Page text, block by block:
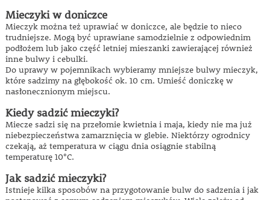
Mieczyki w doniczce
Mieczyk można też uprawiać w doniczce, ale będzie to nieco
trudniejsze. Mogą być uprawiane samodzielnie z odpowiednim
podłożem lub jako część letniej mieszanki zawierającej również
inne bulwy i cebulki.
Do uprawy w pojemnikach wybieramy mniejsze bulwy mieczyk,
które sadzimy na głębokość ok. 10 cm. Umieść doniczkę w
nasłonecznionym miejscu.
Kiedy sadzić mieczyki?
Miecze sadzi się na przełomie kwietnia i maja, kiedy nie ma już
niebezpieczeństwa zamarznięcia w glebie. Niektórzy ogrodnicy
czekają, aż temperatura w ciągu dnia osiągnie stabilną
temperaturę 10°C.
Jak sadzić mieczyki?
Istnieje kilka sposobów na przygotowanie bulw do sadzenia i jak